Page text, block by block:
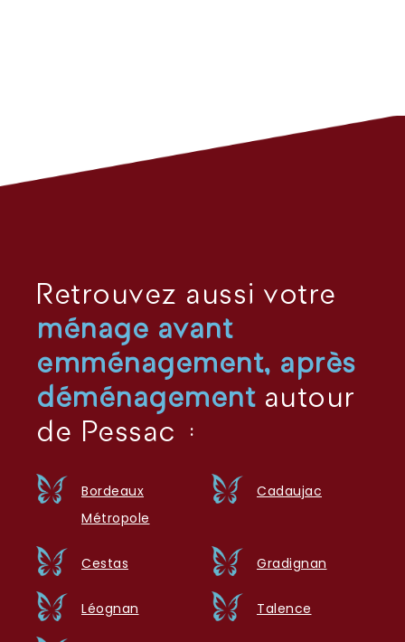
Retrouvez aussi votre
ménage avant
emménagement, après
déménagementautour
de Pessac :
Bordeaux
Métropole
Cadaujac
Cestas Gradignan
Léognan Talence